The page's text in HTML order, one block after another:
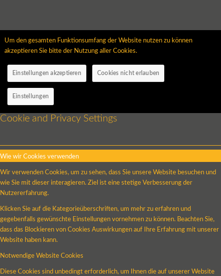
Um den gesamten Funktionsumfang der Website nutzen zu können
akzeptieren Sie bitte der Nutzung aller Cookies.
Einstellungen akzeptieren Cookies nicht erlauben
Einstellungen
Cookie and Privacy Settings
Wie wir Cookies verwenden
Wir verwenden Cookies, um zu sehen, dass Sie unsere Website besuchen und
wie Sie mit dieser interagieren. Ziel ist eine stetige Verbesserung der
Nutzererfahrung.
Klicken Sie auf die Kategorieüberschriften, um mehr zu erfahren und
gegebenfalls gewünschte Einstellungen vornehmen zu können. Beachten Sie,
dass das Blockieren von Cookies Auswirkungen auf Ihre Erfahrung mit unserer
Website haben kann.
Notwendige Website Cookies
Diese Cookies sind unbedingt erforderlich, um Ihnen die auf unserer Website